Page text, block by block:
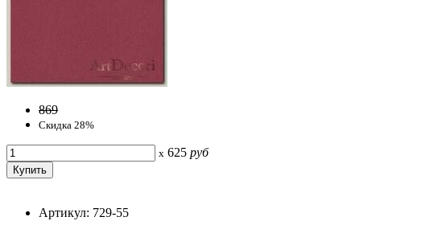
869
Скидка 28%
x 625 руб
Артикул: 729-55